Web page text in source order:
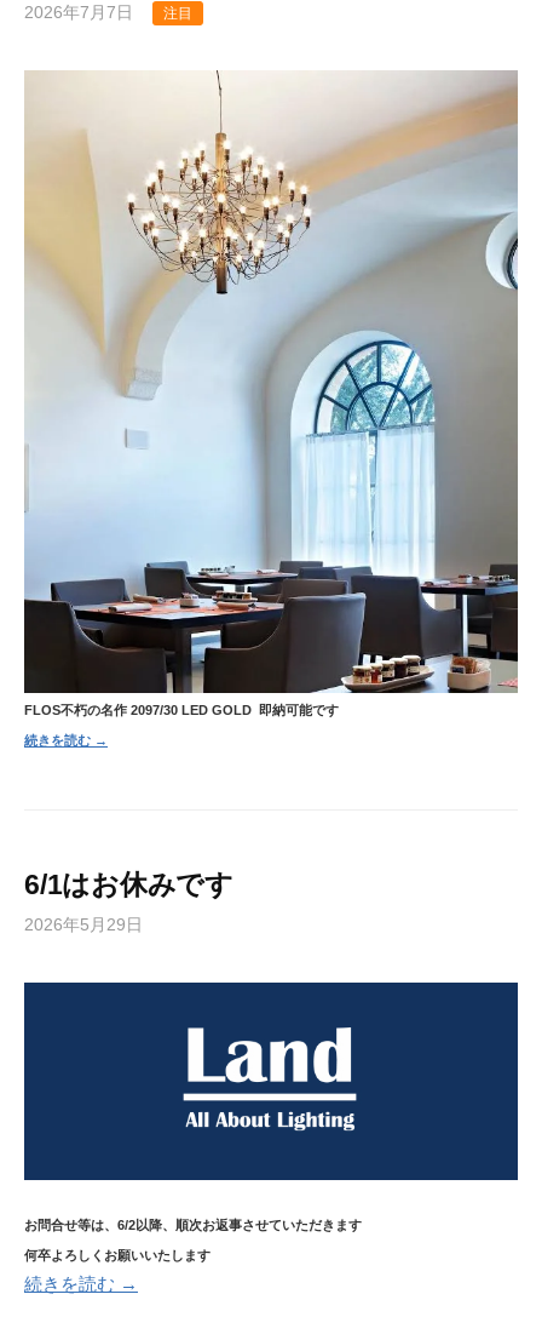
2026年7月7日 注目
FLOS不朽の名作 2097/30 LED GOLD 即納可能です
続きを読む →
6/1はお休みです
2026年5月29日
お問合せ等は、6/2以降、順次お返事させていただきます
何卒よろしくお願いいたします
続きを読む →